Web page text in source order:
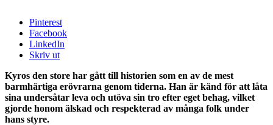
Pinterest
Facebook
LinkedIn
Skriv ut
Kyros den store har gått till historien som en av de mest
barmhärtiga erövrarna genom tiderna. Han är känd för att låta
sina undersåtar leva och utöva sin tro efter eget behag, vilket
gjorde honom älskad och respekterad av många folk under
hans styre.